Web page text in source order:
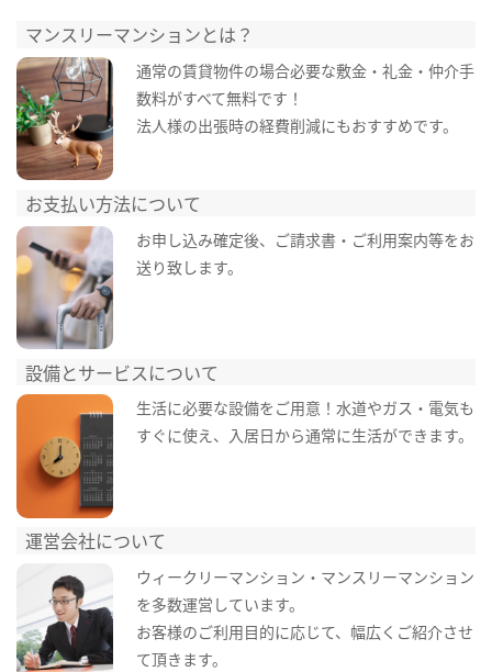
マンスリーマンションとは？
通常の賃貸物件の場合必要な敷金・礼金・仲介手
数料がすべて無料です！
法人様の出張時の経費削減にもおすすめです。
お支払い方法について
お申し込み確定後、ご請求書・ご利用案内等をお
送り致します。
設備とサービスについて
生活に必要な設備をご用意！水道やガス・電気も
すぐに使え、入居日から通常に生活ができます。
運営会社について
ウィークリーマンション・マンスリーマンション
を多数運営しています。
お客様のご利用目的に応じて、幅広くご紹介させ
て頂きます。